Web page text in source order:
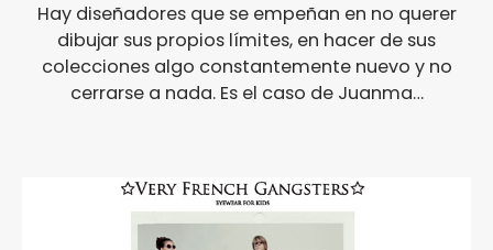
Hay diseñadores que se empeñan en no querer
dibujar sus propios límites, en hacer de sus
colecciones algo constantemente nuevo y no
cerrarse a nada. Es el caso de Juanma…